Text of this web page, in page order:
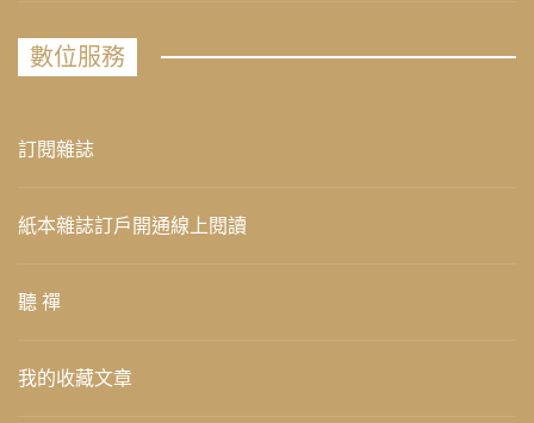
數位服務
訂閱雜誌
紙本雜誌訂戶開通線上閱讀
聽 禪
我的收藏文章